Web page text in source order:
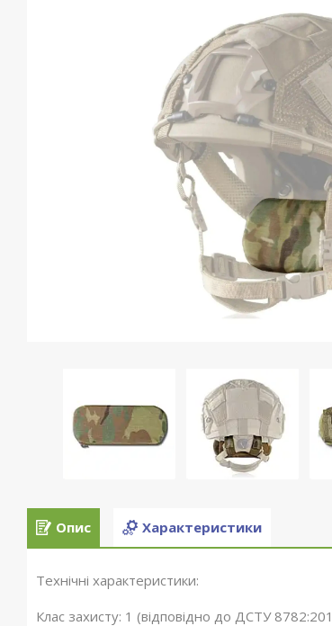
Опис Характеристики
Технічні характеристики:
Клас захисту: 1 (відповідно до ДСТУ